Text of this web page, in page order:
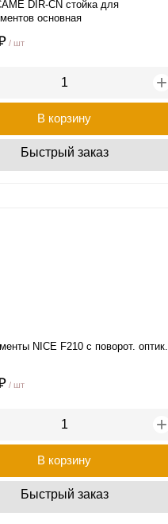
DIR-CN стойка для
основная
/ шт
+
В корзину
Быстрый заказ
NICE F210 с поворот. оптик.
/ шт
+
В корзину
Быстрый заказ